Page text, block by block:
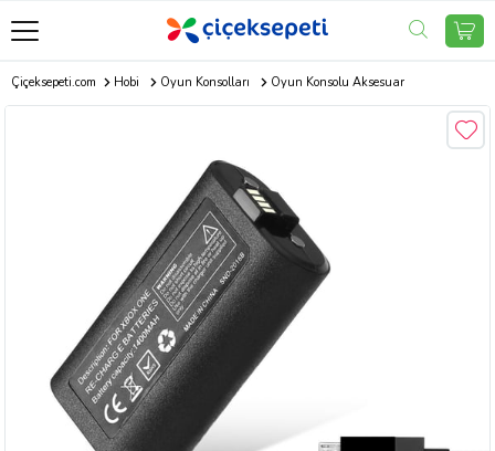
Çiçeksepeti.com Hobi Oyun Konsolları Oyun Konsolu Aksesuar